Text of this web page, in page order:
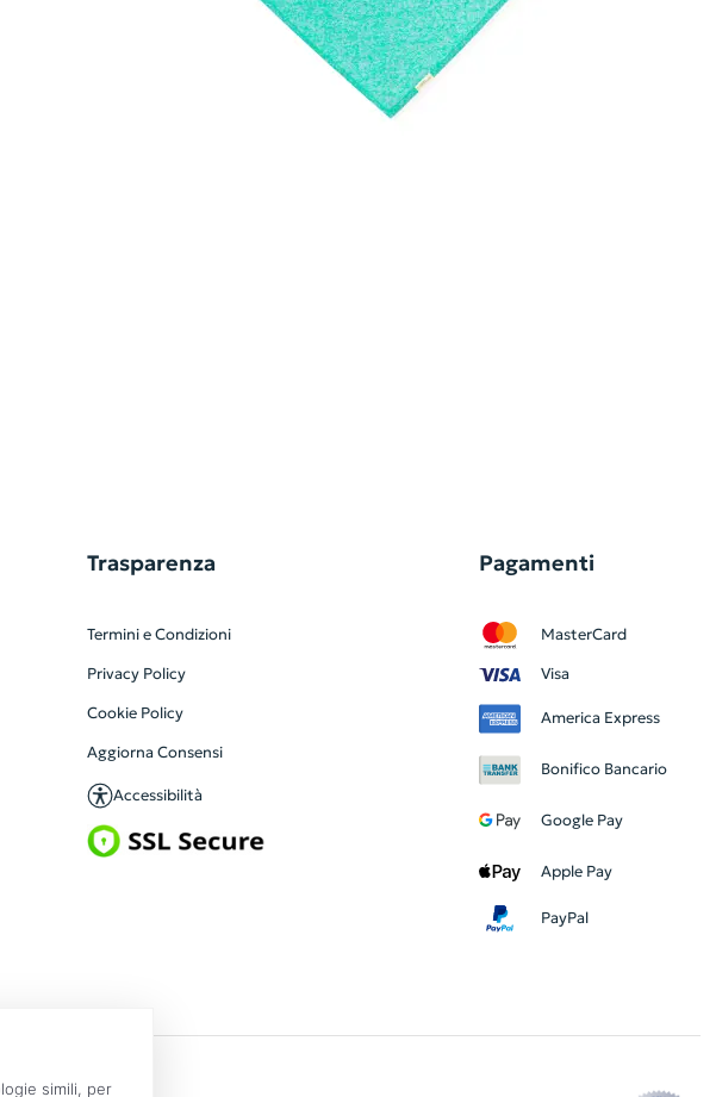
Trasparenza
Termini e Condizioni
Privacy Policy
Cookie Policy
Aggiorna Consensi
Accessibilità
Pagamenti
MasterCard
Visa
America Express
Bonifico Bancario
Google Pay
Apple Pay
PayPal